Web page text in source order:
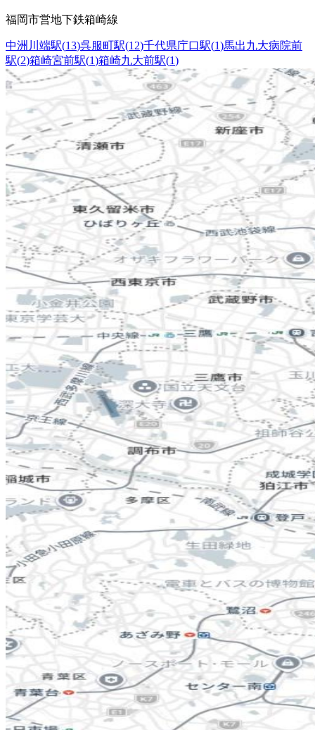
福岡市営地下鉄箱崎線
中洲川端駅(13)呉服町駅(12)千代県庁口駅(1)馬出九大病院前
駅(2)箱崎宮前駅(1)箱崎九大前駅(1)